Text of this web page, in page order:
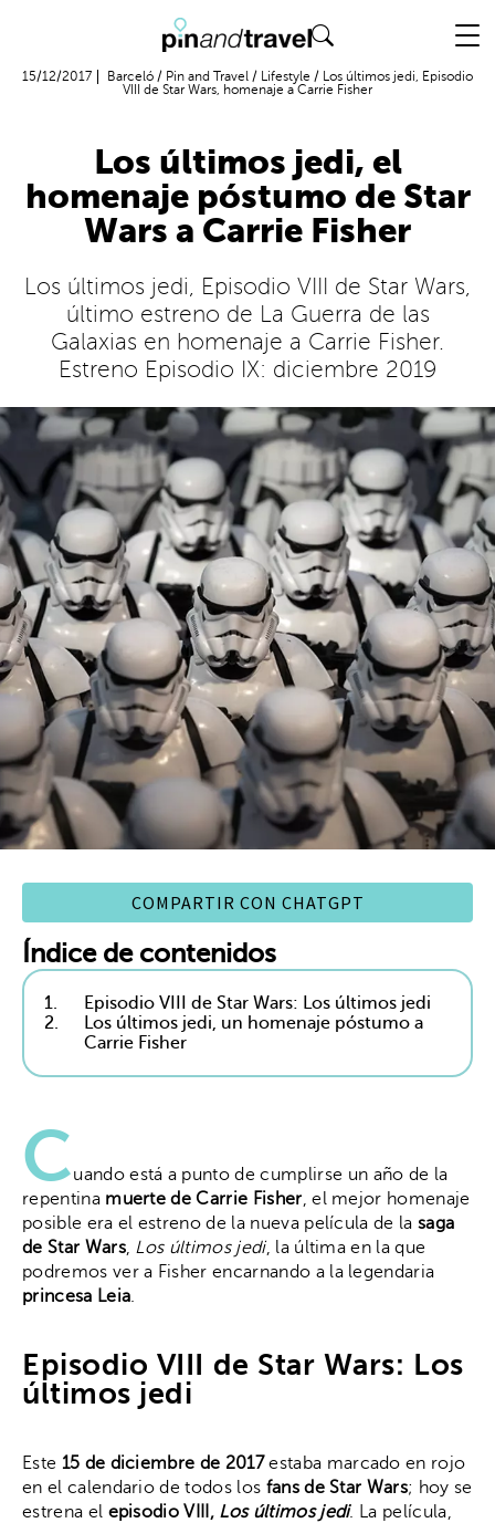
15/12/2017 Barceló / Pin and Travel / Lifestyle / Los últimos jedi, Episodio
VIII de Star Wars, homenaje a Carrie Fisher
Los últimos jedi, el
homenaje póstumo de Star
Wars a Carrie Fisher
Los últimos jedi, Episodio VIII de Star Wars,
último estreno de La Guerra de las
Galaxias en homenaje a Carrie Fisher.
Estreno Episodio IX: diciembre 2019
COMPARTIR CON CHATGPT
Índice de contenidos
1.
Episodio VIII de Star Wars: Los últimos jedi
2.
Los últimos jedi, un homenaje póstumo a
Carrie Fisher
Cuando está a punto de cumplirse un año de la
repentina muerte de Carrie Fisher, el mejor homenaje
posible era el estreno de la nueva película de lasaga
de Star Wars, Los últimos jedi, la última en la que
podremos ver a Fisher encarnando a la legendaria
princesa Leia.
Episodio VIII de Star Wars: Los
últimos jedi
Este 15 de diciembre de 2017estaba marcado en rojo
en el calendario de todos los fans de Star Wars; hoy se
estrena el episodio VIII, Los últimos jedi. La película,